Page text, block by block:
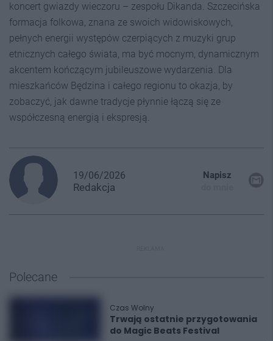
koncert gwiazdy wieczoru – zespołu Dikanda. Szczecińska
formacja folkowa, znana ze swoich widowiskowych,
pełnych energii występów czerpiących z muzyki grup
etnicznych całego świata, ma być mocnym, dynamicznym
akcentem kończącym jubileuszowe wydarzenia. Dla
mieszkańców Będzina i całego regionu to okazja, by
zobaczyć, jak dawne tradycje płynnie łączą się ze
współczesną energią i ekspresją.
19/06/2026
Redakcja
Napisz
Polecane
Czas Wolny
Trwają ostatnie przygotowania
do Magic Beats Festival